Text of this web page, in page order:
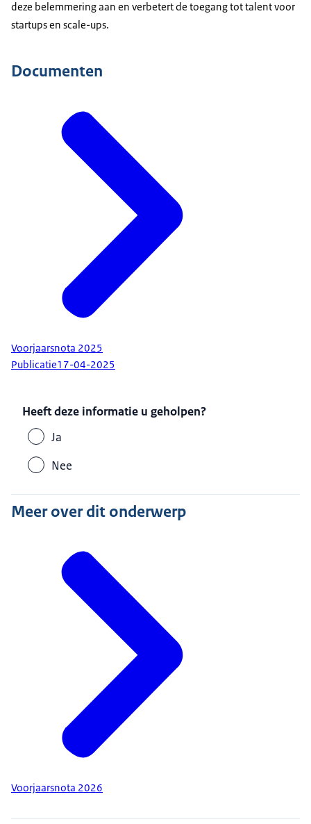
deze belemmering aan en verbetert de toegang tot talent voor
startups en scale-ups.
Documenten
Voorjaarsnota 2025
Publicatie17-04-2025
Heeft deze informatie u geholpen?
Ja
Nee
Meer over dit onderwerp
Voorjaarsnota 2026